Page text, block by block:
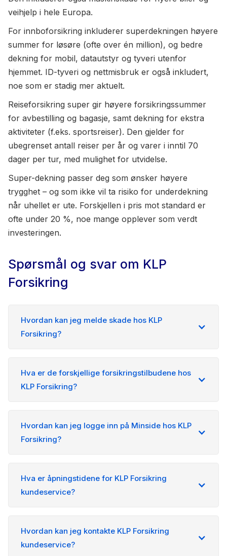
veihjelp i hele Europa.
For innboforsikring inkluderer superdekningen høyere
summer for løsøre (ofte over én million), og bedre
dekning for mobil, datautstyr og tyveri utenfor
hjemmet. ID-tyveri og nettmisbruk er også inkludert,
noe som er stadig mer aktuelt.
Reiseforsikring super gir høyere forsikringssummer
for avbestilling og bagasje, samt dekning for ekstra
aktiviteter (f.eks. sportsreiser). Den gjelder for
ubegrenset antall reiser per år og varer i inntil 70
dager per tur, med mulighet for utvidelse.
Super-dekning passer deg som ønsker høyere
trygghet – og som ikke vil ta risiko for underdekning
når uhellet er ute. Forskjellen i pris mot standard er
ofte under 20 %, noe mange opplever som verdt
investeringen.
Spørsmål og svar om KLP
Forsikring
Hvordan kan jeg melde skade hos KLP
Forsikring?
Hva er de forskjellige forsikringstilbudene hos
KLP Forsikring?
Hvordan kan jeg logge inn på Minside hos KLP
Forsikring?
Hva er åpningstidene for KLP Forsikring
kundeservice?
Hvordan kan jeg kontakte KLP Forsikring
kundeservice?